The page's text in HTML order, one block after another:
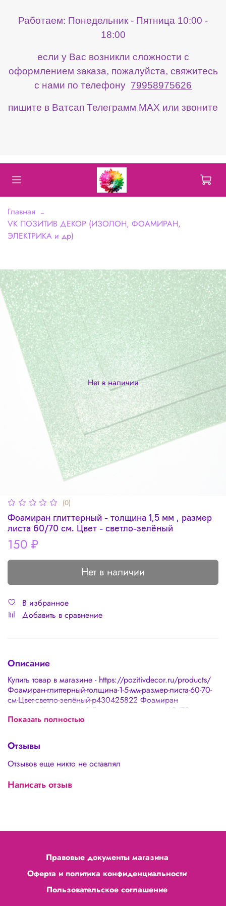
Работаем: Понедельник - Пятница 10:00 -
18:00
если у Вас возникли сложности с
оформлением заказа, пожалуйста, свяжитесь
с нами по телефону 79958975626
пишите в Ватсап Телеграмм МАХ или звоните
Главная
VK ПОЗИТИВ ДЕКОР (ИЗОЛОН, ФОАМИРАН,
ЭЛЕКТРИКА и др)
Нет в наличии
(0)
Фоамиран глиттерный - толщина 1,5 мм , размер
листа 60/70 см. Цвет - светло-зелёный
150 ₽
Нет в наличии
В избранное
Добавить в сравнение
Описание
Купить товар в магазине - https://pozitivdecor.ru/products/
Фоамиран-глиттерный-толщина-1-5-мм-размер-листа-60-70-
см-Цвет-светло-зелёный-p430425822 Фоамиран
глиттерный - толщина 1,5 мм , размер листа 60/70 см.
Цвет - светло-зелёный
Показать полностью
Отзывы
Отзывов еще никто не оставлял
Написать отзыв
Правовые документы магазина
Оферта и политика конфиденциальности
Пользовательское соглашение